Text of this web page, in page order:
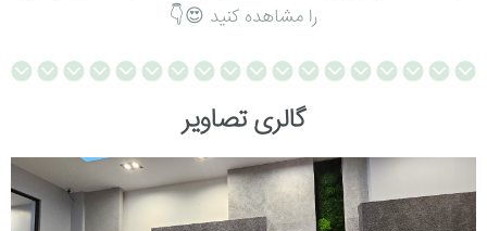
را مشاهده کنید 😍👇
گالری تصاویر